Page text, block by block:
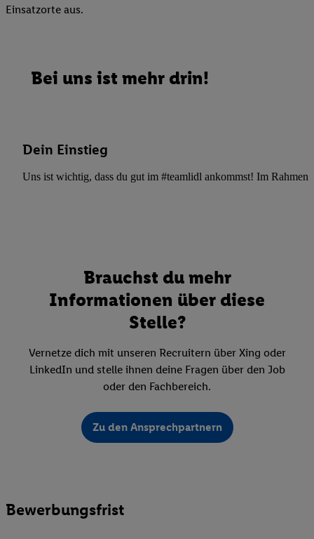
Einsatzorte aus.
Bei uns ist mehr drin!
Dein Einstieg
Uns ist wichtig, dass du gut im #teamlidl ankommst! Im Rahmen
Brauchst du mehr
Informationen über diese
Stelle?
Vernetze dich mit unseren Recruitern über Xing oder
LinkedIn und stelle ihnen deine Fragen über den Job
oder den Fachbereich.
Zu den Ansprechpartnern
Bewerbungsfrist